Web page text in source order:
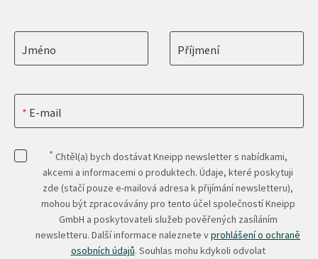
Jméno Příjmení
E-mail
* Chtěl(a) bych dostávat Kneipp newsletter s nabídkami,
akcemi a informacemi o produktech. Údaje, které poskytuji
zde (stačí pouze e-mailová adresa k přijímání newsletteru),
mohou být zpracovávány pro tento účel společností Kneipp
GmbH a poskytovateli služeb pověřených zasíláním
newsletteru. Další informace naleznete vprohlášení o ochraně
osobních údajů. Souhlas mohu kdykoli odvolat